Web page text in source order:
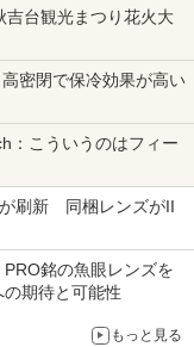
吉台観光まつり花火大
密閉で保冷効果が高い
：こういうのはフィー
が刷新 同梱レンズがII
銘の魚眼レンズを
の期待と可能性
もっと見る